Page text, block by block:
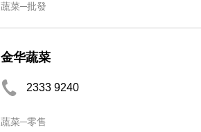
蔬菜─批發
金华蔬菜
2333 9240
蔬菜─零售